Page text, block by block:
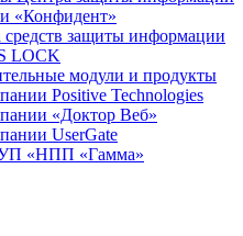
«Конфидент»
защиты информации
LOCK
модули и продукты
Positive Technologies
«Доктор Веб»
UserGate
«НПП «Гамма»